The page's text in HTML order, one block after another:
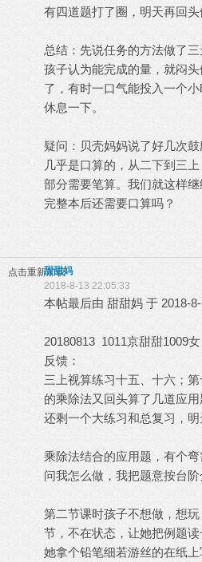
有四道题打了圈，明天再回头
总结：先说任务的方法做了
孩子认为能完成的量，就闷
了，有时一口气能投入一个
休息一下。
疑问：贝壳妈妈说了好几次
几乎是口算的，从二下到三
部分需要笔算。我们就这样
完整本后还需要口算吗？
点击重新加载
甜甜妈
2018-8-13 22:05:33
本帖最后由 甜甜妈 于 2018-
20180813 1011京甜甜1009女
反馈：
三上视算练习十五、十六；
的乘除法又回头算了几道应用
还剩一个大练习和总复习，明
乘除法结合的应用题，有个
问我怎么做，我把题意按台阶
第二节课时孩子不想做，想
节，不在状态，让她把例题
她拿个铅笔细若游丝的在纸